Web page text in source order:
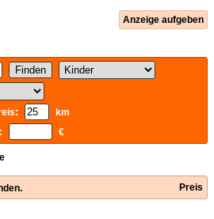
Anzeige aufgeben
km
€
Preis